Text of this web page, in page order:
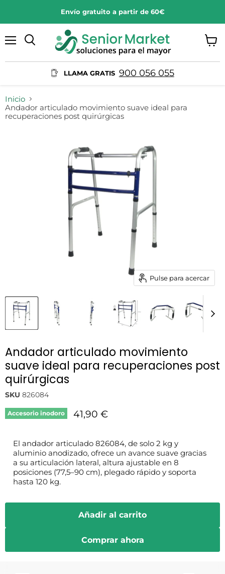
Envío gratuito a partir de 60€
LLAMA GRATIS 900 056 055
Inicio
Andador articulado movimiento suave ideal para
recuperaciones post quirúrgicas
Pulse para acercar
Andador articulado movimiento
suave ideal para recuperaciones post
quirúrgicas
SKU 826084
Accesorio inodoro Precio actual
41,90 €
El andador articulado 826084, de solo 2 kg y
aluminio anodizado, ofrece un avance suave gracias
a su articulación lateral, altura ajustable en 8
posiciones (77,5–90 cm), plegado rápido y soporta
hasta 120 kg.
Añadir al carrito
Comprar ahora